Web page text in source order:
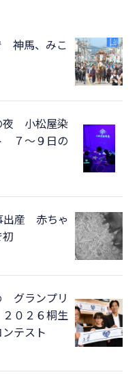
神馬、みこ
夜 小松屋染
７～９日の
出産 赤ちゃ
グランプリ
０２６桐生
テスト